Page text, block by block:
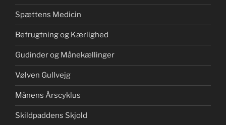
Spættens Medicin
Befrugtning og Kærlighed
Gudinder og Månekællinger
Vølven Gullvejg
Månens Årscyklus
Skildpaddens Skjold